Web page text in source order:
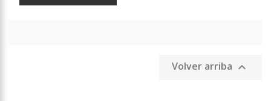
Volver arriba 